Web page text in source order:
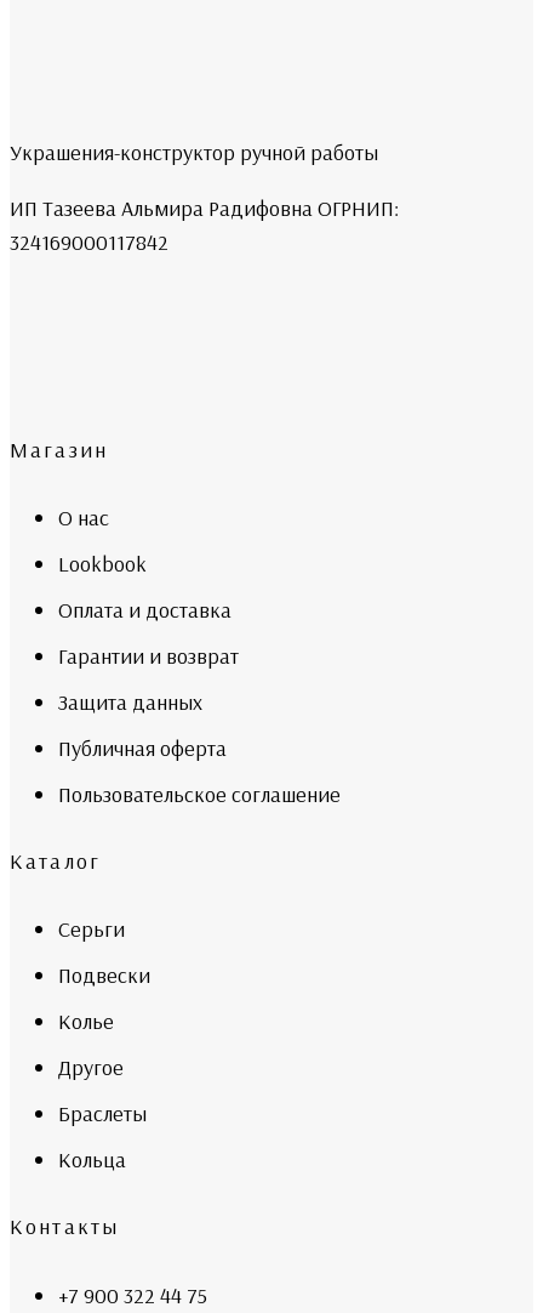
Украшения-конструктор ручной работы
ИП Тазеева Альмира Радифовна ОГРНИП:
324169000117842
Магазин
О нас
Lookbook
Оплата и доставка
Гарантии и возврат
Защита данных
Публичная оферта
Пользовательское соглашение
Каталог
Серьги
Подвески
Колье
Другое
Браслеты
Кольца
Контакты
+7 900 322 44 75